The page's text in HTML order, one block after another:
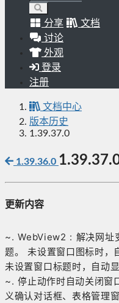
分享
文档
讨论
外观
登录
注册
文档中心
版本历史
1.39.37.0
1.39.36.0
更新内容
~. WebView2 : 解决网址
题。 未设置窗口图标时，
未设置窗口标题时，自动
~. 停止动作时自动关闭窗
义确认对话框、表格管理